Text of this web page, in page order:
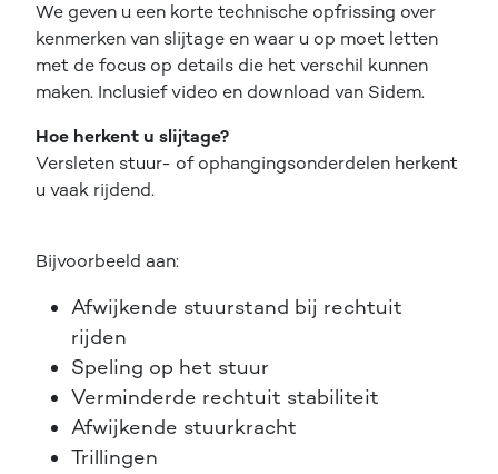
We geven u een korte technische opfrissing over
kenmerken van slijtage en waar u op moet letten
met de focus op details die het verschil kunnen
maken. Inclusief video en download van Sidem.
Hoe herkent u slijtage?
Versleten stuur- of ophangingsonderdelen herkent
u vaak rijdend.
Bijvoorbeeld aan:
Afwijkende stuurstand bij rechtuit
rijden
Speling op het stuur
Verminderde rechtuit stabiliteit
Afwijkende stuurkracht
Trillingen